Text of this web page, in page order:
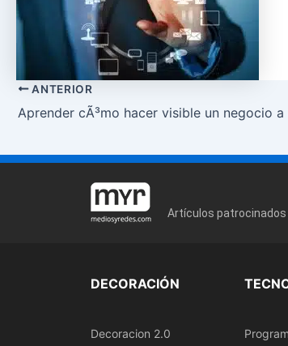
ANTERIOR
Aprender cÃ³mo hacer visible un negocio
Artículos patrocinados
DECORACIÓN
Decoracion 2.0